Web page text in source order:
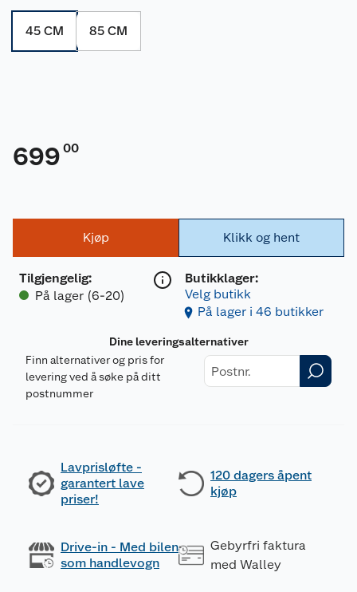
45 CM 85 CM
699 00
Kjøp
Tilgjengelig:
På lager (6-20)
Klikk og hent
Butikklager:
Velg butikk
På lager i 46 butikker
Dine leveringsalternativer
Finn alternativer og pris for
levering ved å søke på ditt
postnummer
Lavprisløfte -
garantert lave
priser!
120 dagers åpent
kjøp
Drive-in - Med bilen
som handlevogn
Gebyrfri faktura
med Walley